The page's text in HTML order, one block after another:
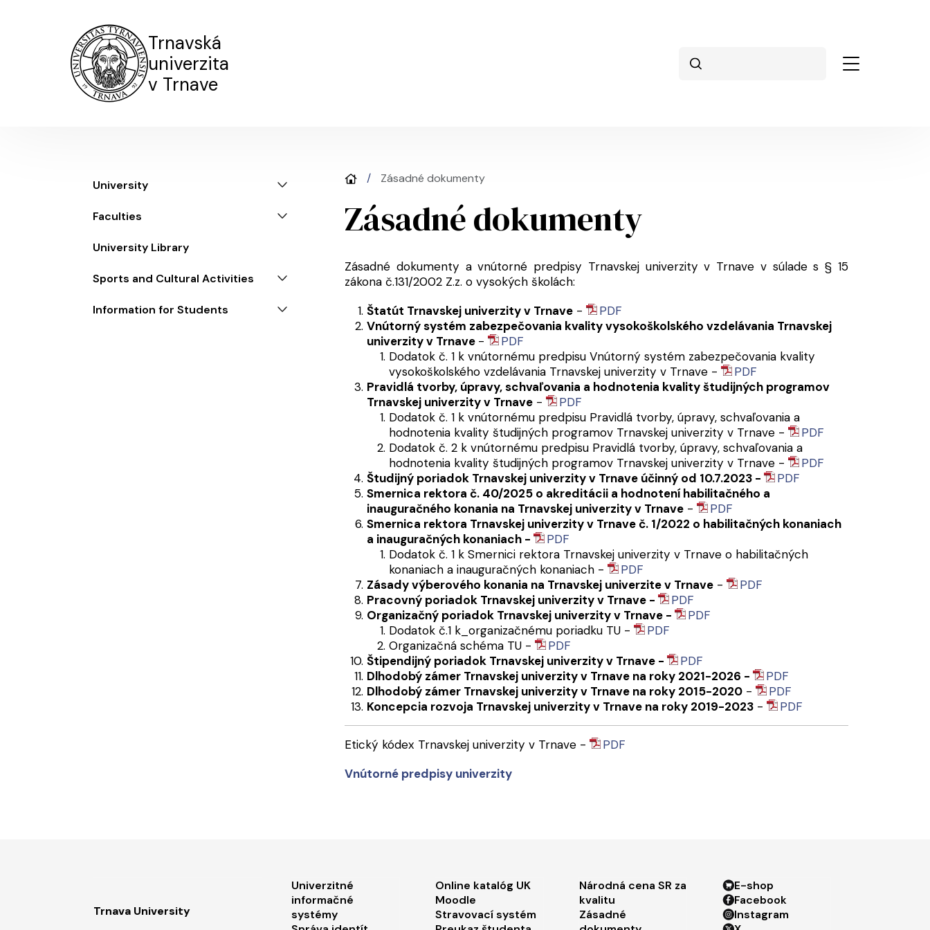
Trnavská
univerzita
v Trnave
Zásadné dokumenty
Zásadné dokumenty
Zásadné dokumenty a vnútorné predpisy Trnavskej univerzity v Trnave v súlade s § 15
zákona č.131/2002 Z.z. o vysokých školách:
Štatút Trnavskej univerzity v Trnave -
PDF
Vnútorný systém zabezpečovania kvality vysokoškolského vzdelávania Trnavskej
univerzity v Trnave -
PDF
Dodatok č. 1 k vnútornému predpisu Vnútorný systém zabezpečovania kvality
vysokoškolského vzdelávania Trnavskej univerzity v Trnave -
PDF
Pravidlá tvorby, úpravy, schvaľovania a hodnotenia kvality študijných programov
Trnavskej univerzity v Trnave -
PDF
Dodatok č. 1 k vnútornému predpisu Pravidlá tvorby, úpravy, schvaľovania a
hodnotenia kvality študijných programov Trnavskej univerzity v Trnave -
PDF
Dodatok č. 2 k vnútornému predpisu Pravidlá tvorby, úpravy, schvaľovania a
hodnotenia kvality študijných programov Trnavskej univerzity v Trnave -
PDF
Študijný poriadok Trnavskej univerzity v Trnave účinný od 10.7.2023 -
PDF
Smernica rektora č. 40/2025 o akreditácii a hodnotení habilitačného a
inauguračného konania na Trnavskej univerzity v Trnave -
PDF
Smernica rektora Trnavskej univerzity v Trnave č. 1/2022 o habilitačných konaniach
a inauguračných konaniach -
PDF
Dodatok č. 1 k Smernici rektora Trnavskej univerzity v Trnave o habilitačných
konaniach a inauguračných konaniach -
PDF
Zásady výberového konania na Trnavskej univerzite v Trnave -
PDF
Pracovný poriadok Trnavskej univerzity v Trnave -
PDF
Organizačný poriadok Trnavskej univerzity v Trnave -
PDF
Dodatok č.1 k_organizačnému poriadku TU -
PDF
Organizačná schéma TU -
PDF
Štipendijný poriadok Trnavskej univerzity v Trnave -
PDF
Dlhodobý zámer Trnavskej univerzity v Trnave na roky 2021-2026 -
PDF
Dlhodobý zámer Trnavskej univerzity v Trnave na roky 2015-2020 -
PDF
Koncepcia rozvoja Trnavskej univerzity v Trnave na roky 2019-2023 - PDF
Etický kódex Trnavskej univerzity v Trnave -
PDF
Vnútorné predpisy univerzity
Menu
University
Faculties
University Library
Sports and Cultural Activities
Information for Students
Trnava University
Footer menu 1
Univerzitné
informačné
systémy
Footer menu 2
Online katalóg UK
Moodle
Stravovací systém
Footer menu 3
Národná cena SR za
kvalitu
Zásadné
Footer menu 4
E-shop
Facebook
Instagram